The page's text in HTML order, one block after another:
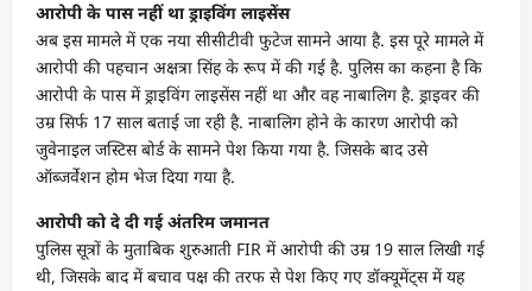
आरोपी के पास नहीं था ड्राइविंग लाइसेंस
अब इस मामले में एक नया सीसीटीवी फुटेज सामने आया है. इस पूरे मामले में
आरोपी की पहचान अक्षत्रा सिंह के रूप में की गई है. पुलिस का कहना है कि
आरोपी के पास में ड्राइविंग लाइसेंस नहीं था और वह नाबालिग है. ड्राइवर की
उम्र सिर्फ 17 साल बताई जा रही है. नाबालिग होने के कारण आरोपी को
जुवेनाइल जस्टिस बोर्ड के सामने पेश किया गया है. जिसके बाद उसे
ऑब्जर्वेशन होम भेज दिया गया है.
आरोपी को दे दी गई अंतरिम जमानत
पुलिस सूत्रों के मुताबिक शुरुआती FIR में आरोपी की उम्र 19 साल लिखी गई
थी, जिसके बाद में बचाव पक्ष की तरफ से पेश किए गए डॉक्यूमेंट्स में यह